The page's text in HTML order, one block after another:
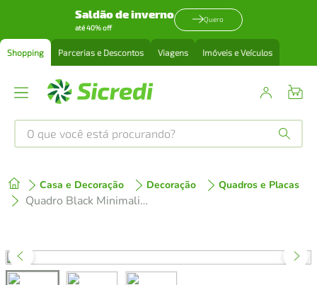
Saldão de inverno
até 40% off
Quero
Shopping Parcerias e Descontos Viagens Imóveis e Veículos
O que você está procurando?
Casa e Decoração Decoração Quadros e Placas
Quadro Black Minimalist 142x100 2-100x70 Caixa Marfim
1º tenis
perfume